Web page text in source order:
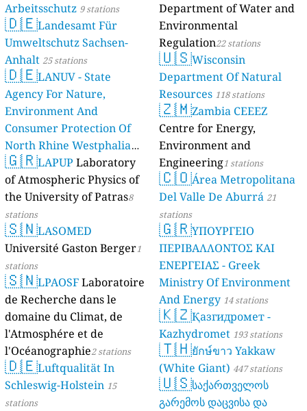
Arbeitsschutz 9 stations
🇩🇪Landesamt Für
Umweltschutz Sachsen-
Anhalt 25 stations
🇩🇪LANUV - State
Agency For Nature,
Environment And
Consumer Protection Of
North Rhine Westphalia
(Landesamt Für Natur,
Umwelt Und
Verbraucherschutz NRW)
61 stations
🇬🇷LAPUP Laboratory
of Atmospheric Physics of
the University of Patras8
stations
🇸🇳LASOMED
Université Gaston Berger1
stations
🇸🇳LPAOSF Laboratoire
de Recherche dans le
domaine du Climat, de
l'Atmosphére et de
l'Océanographie2 stations
🇩🇪Luftqualität In
Schleswig-Holstein 15
stations
Department of Water and
Environmental
Regulation22 stations
🇺🇸Wisconsin
Department Of Natural
Resources 118 stations
🇿🇲Zambia CEEEZ
Centre for Energy,
Environment and
Engineering1 stations
🇨🇴Área Metropolitana
Del Valle De Aburrá 21
stations
🇬🇷ΥΠΟΥΡΓΕΙΟ
ΠΕΡΙΒΑΛΛΟΝΤΟΣ ΚΑΙ
ΕΝΕΡΓΕΙΑΣ - Greek
Ministry Of Environment
And Energy 14 stations
🇰🇿Қазгидромет -
Kazhydromet 193 stations
🇹🇭ยักษ์ขาว Yakkaw
(White Giant) 447 stations
🇺🇸საქართველოს
გარემოს დაცვისა და